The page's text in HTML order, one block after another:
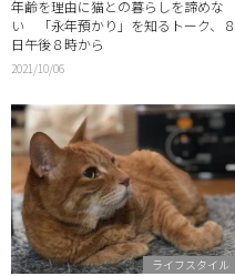
年齢を理由に猫との暮らしを諦めな
い 「永年預かり」を知るトーク、８
日午後８時から
2021/10/06
ライフスタイル